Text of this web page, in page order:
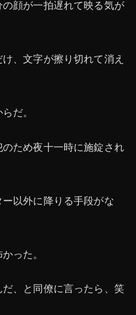
顔が一拍遅れて映る気が
、文字が擦り切れて消え
だ。
ため夜十一時に施錠され
以外に降りる手段がな
った。
、と同僚に言ったら、笑